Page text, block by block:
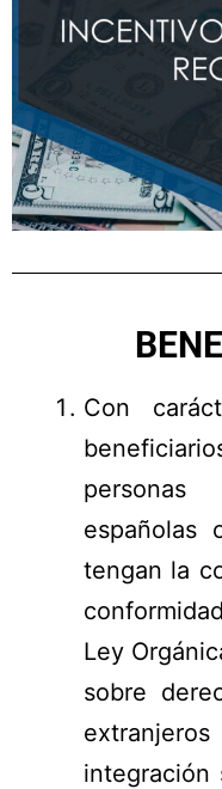
Con
españolas
tengan la
Ley
sobre
integración